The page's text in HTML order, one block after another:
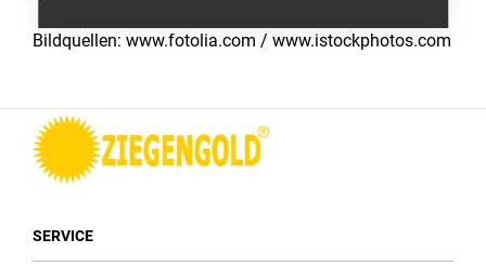
Bildquellen: www.fotolia.com / www.istockphotos.com
SERVICE